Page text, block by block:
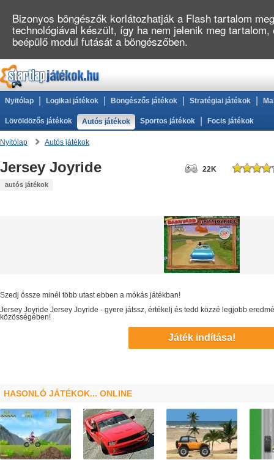
Nyitólap Logikai játékok Böngészős játékok Stratégiai játékok
Lövöldözős játékok Autós játékok Sportos játékok Focis játékok
Nyitólap Autós játékok
Jersey Joyride
autós játékok
22K
Szedj össze minél több utast ebben a mókás játékban!
Jersey Joyride
- gyere játssz, értékelj és tedd közzé legjobb
Jersey Joyride
közösségében!
Játék indítása!
HASONLÓ JÁTÉKOK... ONLINE
Bizonyos böngészők korlátozhatják a Flash tartalom
technológiával készült, így ha nem jelenik meg
beépülő modul futását a böngészőben.